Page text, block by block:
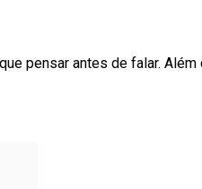
pensar antes de falar.